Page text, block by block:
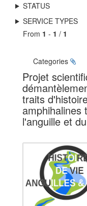
STATUS
SERVICE TYPES
From 1 - 1 / 1
Categories
Projet
traits
amphihalines
l'anguille et